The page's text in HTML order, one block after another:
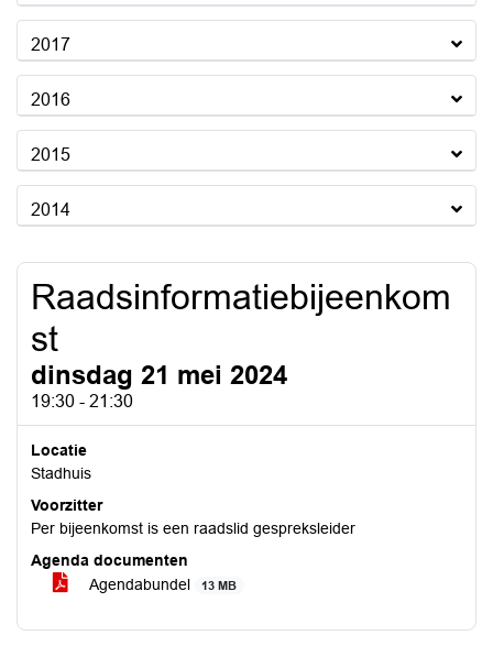
2017
2016
2015
2014
Raadsinformatiebijeenkom
st
dinsdag 21 mei 2024
19:30 - 21:30
Locatie
Stadhuis
Voorzitter
Per bijeenkomst is een raadslid gespreksleider
Agenda documenten
Agendabundel
13 MB